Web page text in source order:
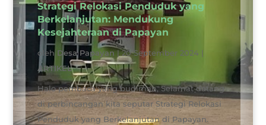
Strategi Relokasi Penduduk yang
Berkelanjutan: Mendukung
Kesejahteraan di Papayan
oleh Desa Papayan|20 September 2024 |
ARTIKEL
Halo pembaca yang budiman, Selamat datang
di perbincangan kita seputar Strategi Relokasi
Penduduk yang Berkelanjutan di Papayan.